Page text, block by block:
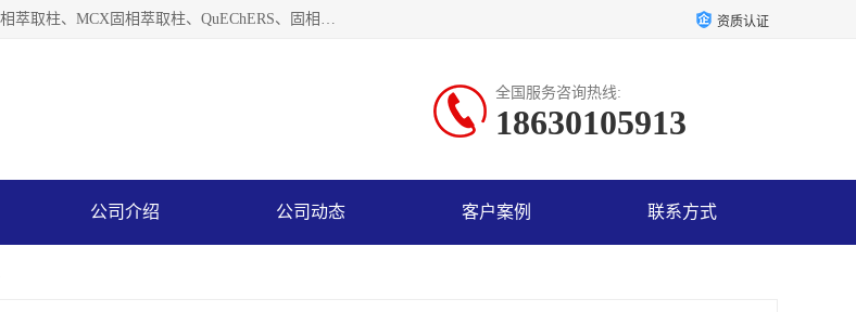
河北艺心逸意科技有限公司主营：C18固相萃取柱、Florisil固相萃取柱、HLB固相萃取柱、MCX固相萃取柱、QuEChERS、固相萃取空柱、针式过滤器 、固相萃取柱、黄曲霉毒素亲和柱。全国咨询热线：18630105913。河北艺心逸意科技有限公司接受来样定做，我们秉承着“顾客至上，锐意进取”的经营理念，坚持客户至上的原则为广大客户提供优质的服务，欢迎广大客户惠顾！免费咨询！ 资质认证
全国服务咨询热线:
18630105913
公司介绍 公司动态 客户案例 联系方式